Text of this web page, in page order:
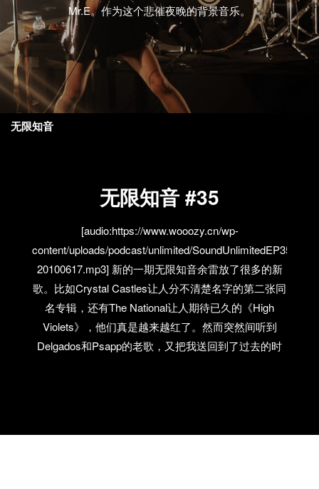
Mr.E。作为这个悲催夜晚的背景音乐。
无限知音 #35
[audio:https://www.wooozy.cn/wp-
content/uploads/podcast/unlimited/SoundUnlimitedEP35-
20100617.mp3] 新的一期无限知音余雷放了很多的新
歌。比如Crystal Castles让人分不清楚名字的第二张同
名专辑，还有The National让人期待已久的《High
Violets》，他们真是越来越红了。然而突然间听到
Delgados和Psapp的老歌，又把我送回到了过去的时
无限知音